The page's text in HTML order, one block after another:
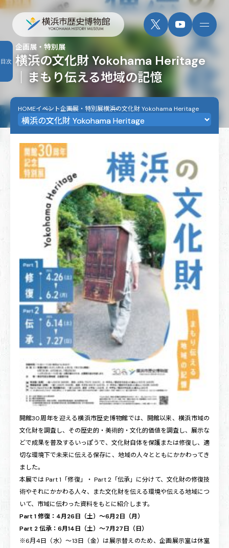
横浜の文化財 Yokohama Heritage
｜まもり伝える地域の記憶
企画展・特別展
HOMEイベント企画展・特別展横浜の文化財 Yokohama Heritage
開館30周年を迎える横浜市歴史博物館では、開館以来、横浜市域の
文化財を調査し、その歴史的・美術的・文化的価値を調査し、展示な
どで成果を普及するいっぽうで、文化財自体を保護または修復し、適
切な環境下で未来に伝える保存に、地域の人々とともにかかわってき
ました。
本展では Part 1「修復」・ Part 2「伝承」に分けて、文化財の修復技
術やそれにかかわる人々、また文化財を伝える環境や伝える地域につ
いて、市域に伝わった資料をもとに紹介します。
Part 1 修復：4月26日（土）～6月2日（月）
Part 2 伝承：6月14日（土）～7月27日（日）
※6月4日（水）～13日（金）は展示替えのため、企画展示室は休室
目次